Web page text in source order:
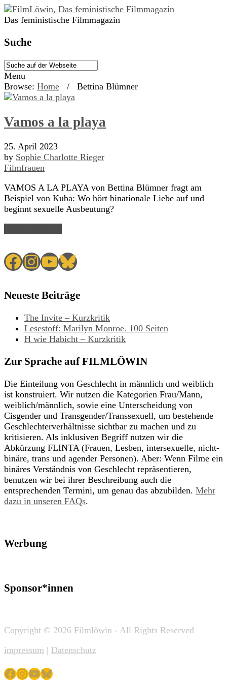
Das feministische Filmmagazin
Suche
Menu
Browse: Home / Bettina Blümner
Vamos a la playa
25. April 2023
by Sophie Charlotte Rieger
Filmfrauen
VAMOS A LA PLAYA von Bettina Blümner fragt am
Beispiel von Kuba: Wo hört binationale Liebe auf und
beginnt sexuelle Ausbeutung?
Facebook
Instagram
YouTube
Bluesky
Neueste Beiträge
The Invite – Kurzkritik
Lesestoff: Marilyn Monroe. 100 Seiten
H wie Habicht – Kurzkritik
Zur Sprache auf FILMLÖWIN
Die Einteilung von Geschlecht in männlich und weiblich
ist konstruiert. Wir nutzen die Kategorien Frau/Mann,
weiblich/männlich, sowie eine Unterscheidung von
Cisgender und Transgender/Transsexuell, um bestehende
Geschlechterverhältnisse sichtbar zu machen und zu
kritisieren. Als inklusiven Begriff nutzen wir die
Abkürzung FLINTA (Frauen, Lesben, intersexuelle, nicht-
binäre, trans und agender Personen). Aber: Wenn Filme ein
binäres Verständnis von Geschlecht repräsentieren,
benutzen wir bei ihrer Beschreibung auch die
entsprechenden Termini, um genau das abzubilden. Mehr
dazu in unseren FAQs.
Werbung
Sponsor*innen
Copyright © 2026 Filmlöwin - All Rights Reserved
impressum | Datenschutz
Facebook
Instagram
YouTube
Bluesky